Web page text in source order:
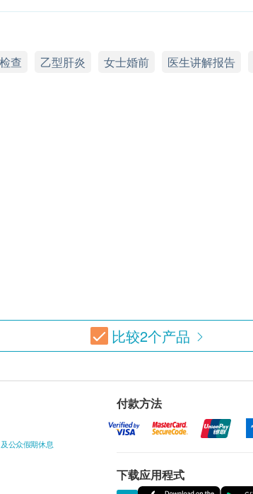
查 乙型肝炎 女士婚前 医生讲解报告
比较2个产品
公众假期休息
付款方法
下载应用程式